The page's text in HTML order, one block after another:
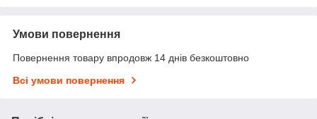
Умови повернення
Повернення товару впродовж 14 днів безкоштовно
Всі умови повернення